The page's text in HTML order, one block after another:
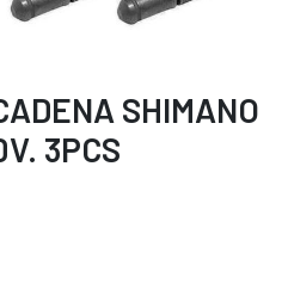
SHIMANO
3PCS